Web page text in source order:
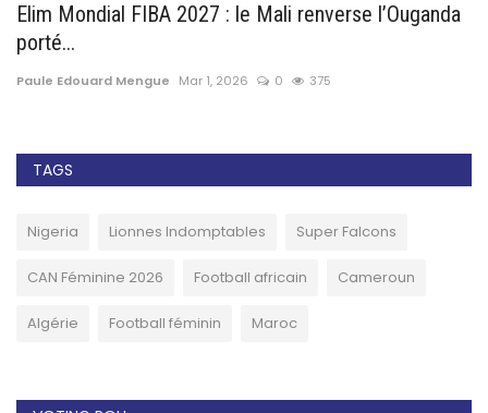
Elim Mondial FIBA 2027 : le Mali renverse l’Ouganda
porté...
Paule Edouard Mengue Mar 1, 2026 0 375
TAGS
Nigeria Lionnes Indomptables Super Falcons
CAN Féminine 2026 Football africain Cameroun
Algérie Football féminin Maroc